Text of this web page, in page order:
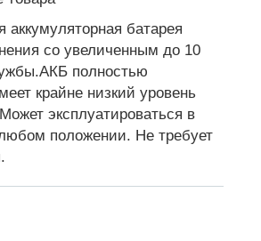
аккумуляторная батарея
со увеличенным до 10
полностью
крайне низкий уровень
эксплуатироваться в
положении. Не требует